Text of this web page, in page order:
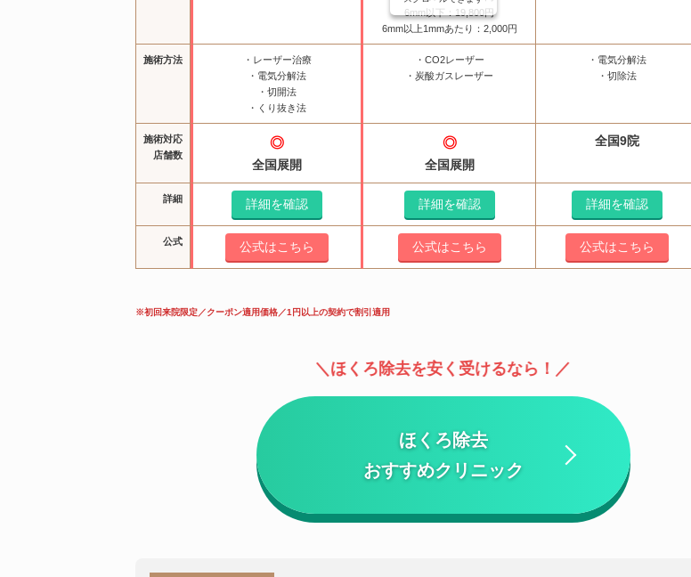
6mm以下：19,800円
6mm以上1mmあたり：2,000円
施術方法
・レーザー治療
・電気分解法
・切開法
・くり抜き法
・CO2レーザー
・炭酸ガスレーザー
・電気分解法
・切除法
施術対応
店舗数
◎
全国展開
◎
全国展開
全国9院
詳細 詳細を確認 詳細を確認 詳細を確認
公式 公式はこちら 公式はこちら 公式はこちら
※初回来院限定／クーポン適用価格／1円以上の契約で割引適用
ほくろ除去を安く受けるなら！
ほくろ除去
おすすめクリニック